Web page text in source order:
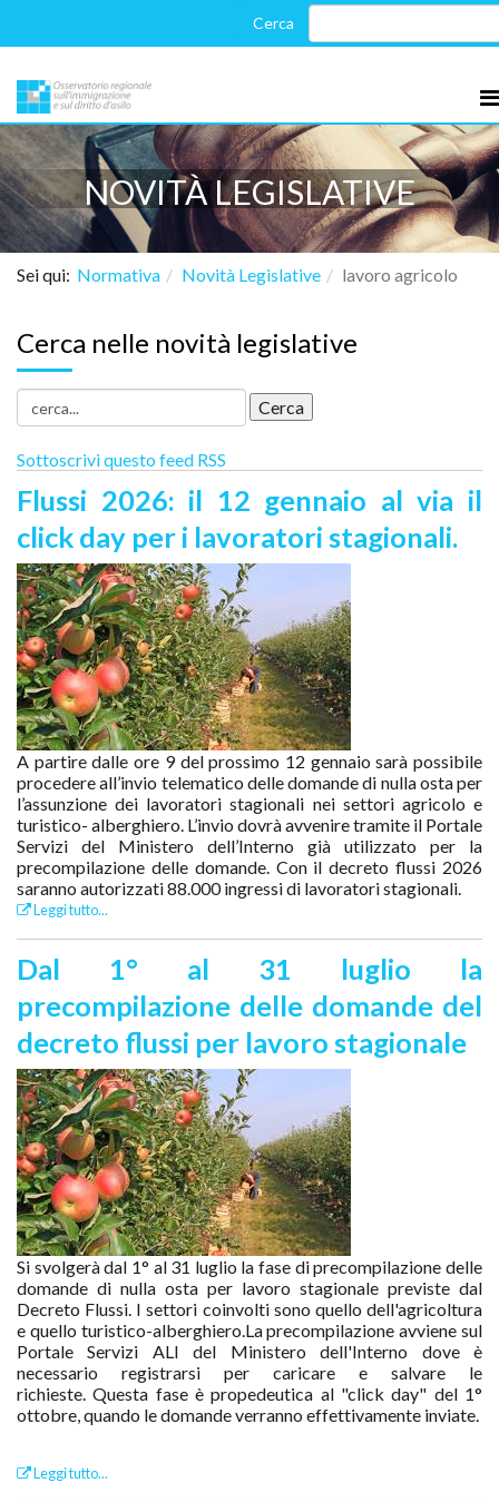
NOVITÀ LEGISLATIVE
Sei qui: Normativa Novità Legislative lavoro agricolo
Cerca nelle novità legislative
Sottoscrivi questo feed RSS
Flussi 2026: il 12 gennaio al via il
click day per i lavoratori stagionali.
A partire dalle ore 9 del prossimo 12 gennaio sarà possibile
procedere all’invio telematico delle domande di nulla osta per
l’assunzione dei lavoratori stagionali nei settori agricolo e
turistico- alberghiero. L’invio dovrà avvenire tramite il Portale
Servizi del Ministero dell’Interno già utilizzato per la
precompilazione delle domande. Con il decreto flussi 2026
saranno autorizzati 88.000 ingressi di lavoratori stagionali.
Leggi tutto...
Dal 1° al 31 luglio la
precompilazione delle domande del
decreto flussi per lavoro stagionale
Si svolgerà dal 1° al 31 luglio la fase di precompilazione delle
domande di nulla osta per lavoro stagionale previste dal
Decreto Flussi. I settori coinvolti sono quello dell'agricoltura
e quello turistico-alberghiero.La precompilazione avviene sul
Portale Servizi ALI del Ministero dell'Interno dove è
necessario registrarsi per caricare e salvare le
richieste.Questa fase è propedeutica al "click day" del 1°
ottobre, quando le domande verranno effettivamente inviate.
Leggi tutto...